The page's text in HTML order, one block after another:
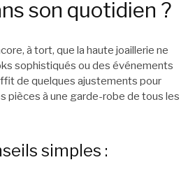
son quotidien ?
à tort, que la haute joaillerie ne
sophistiqués ou des événements
de quelques ajustements pour
pièces à une garde-robe de tous les
simples :